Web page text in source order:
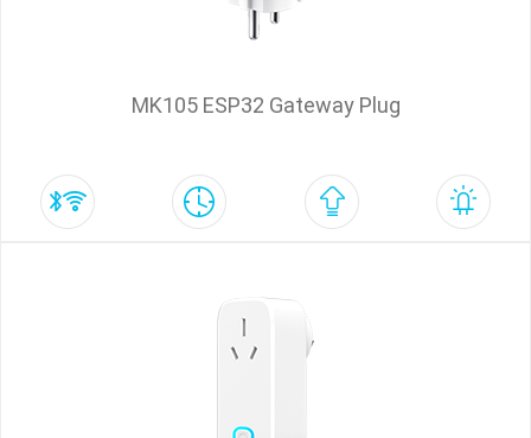
MK105 ESP32 Gateway Plug